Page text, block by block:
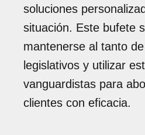
soluciones
situación. Este bufete
mantenerse al tanto
legislativos y utilizar
vanguardistas para
clientes con eficacia.